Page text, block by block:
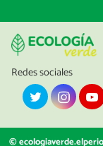
Redes sociales
©